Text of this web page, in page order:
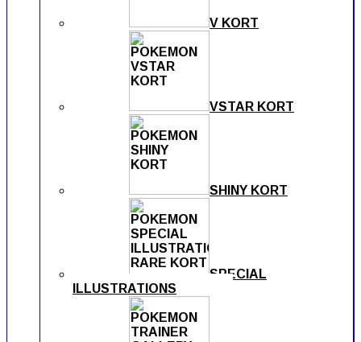
V KORT
VSTAR KORT
SHINY KORT
SPECIAL
ILLUSTRATIONS